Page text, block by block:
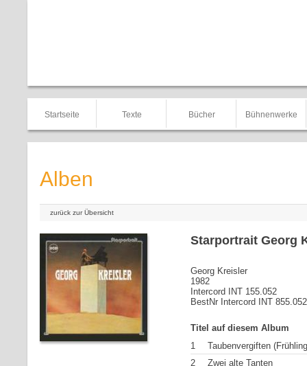
Startseite Texte Bücher Bühnenwerke
Alben
zurück zur Übersicht
Starportrait Georg
Georg Kreisler
1982
Intercord INT 155.052
BestNr Intercord INT 855.052
Titel auf diesem Album
1
Taubenvergiften
2
Zwei alte Tanten